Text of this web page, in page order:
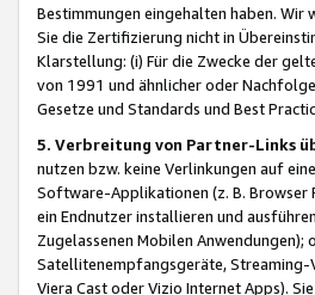
Bestimmungen eingehalten haben.
Sie die Zertifizierung nicht in
Klarstellung: (i) Für die Zwecke der
von 1991 und ähnlicher oder
Gesetze und Standards und Best
5. Verbreitung von Partner-Links
nutzen bzw. keine Verlinkungen auf
Software-Applikationen (z. B. Browser
ein Endnutzer installieren und
Zugelassenen Mobilen
Satellitenempfangsgeräte, Streaming-
Viera Cast oder Vizio Internet Apps).